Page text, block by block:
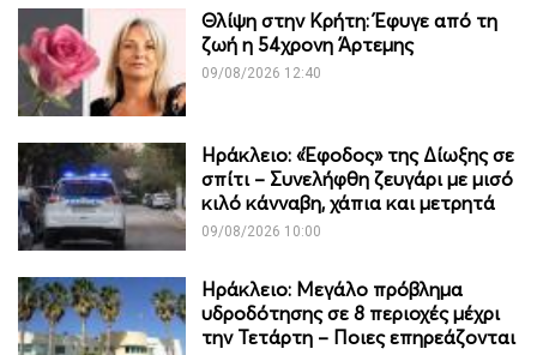
Θλίψη στην Κρήτη: Έφυγε από τη
ζωή η 54χρονη Άρτεμης
09/08/2026 12:40
Ηράκλειο: «Έφοδος» της Δίωξης σε
σπίτι – Συνελήφθη ζευγάρι με μισό
κιλό κάνναβη, χάπια και μετρητά
09/08/2026 10:00
Ηράκλειο: Μεγάλο πρόβλημα
υδροδότησης σε 8 περιοχές μέχρι
την Τετάρτη – Ποιες επηρεάζονται